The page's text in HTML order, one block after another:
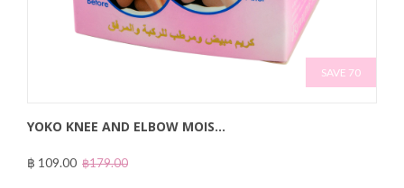
SAVE 70
YOKO KNEE AND ELBOW MOIS...
฿ 109.00 ฿179.00